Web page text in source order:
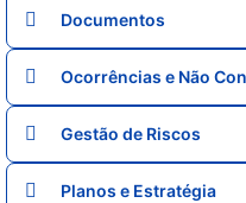
Documentos
Ocorrências e Não
Gestão de Riscos
Planos e Estratégia